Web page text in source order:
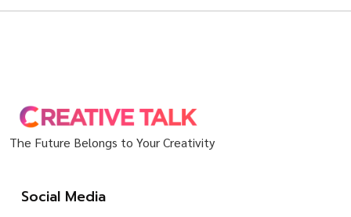
The Future Belongs to Your Creativity
Social Media